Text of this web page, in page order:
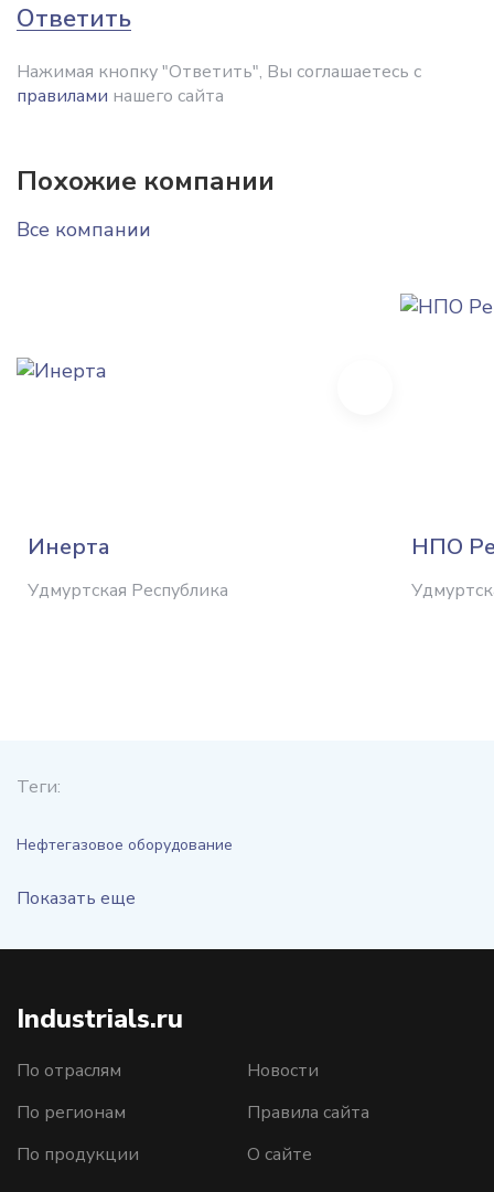
Ответить
Нажимая кнопку "Ответить", Вы соглашаетесь с
правилами нашего сайта
Похожие компании
Все компании
Инерта
Удмуртская Республика
НПО
Теги:
Нефтегазовое оборудование
Показать еще
Industrials.ru
По отраслям
По регионам
По продукции
Новости
Правила сайта
О сайте